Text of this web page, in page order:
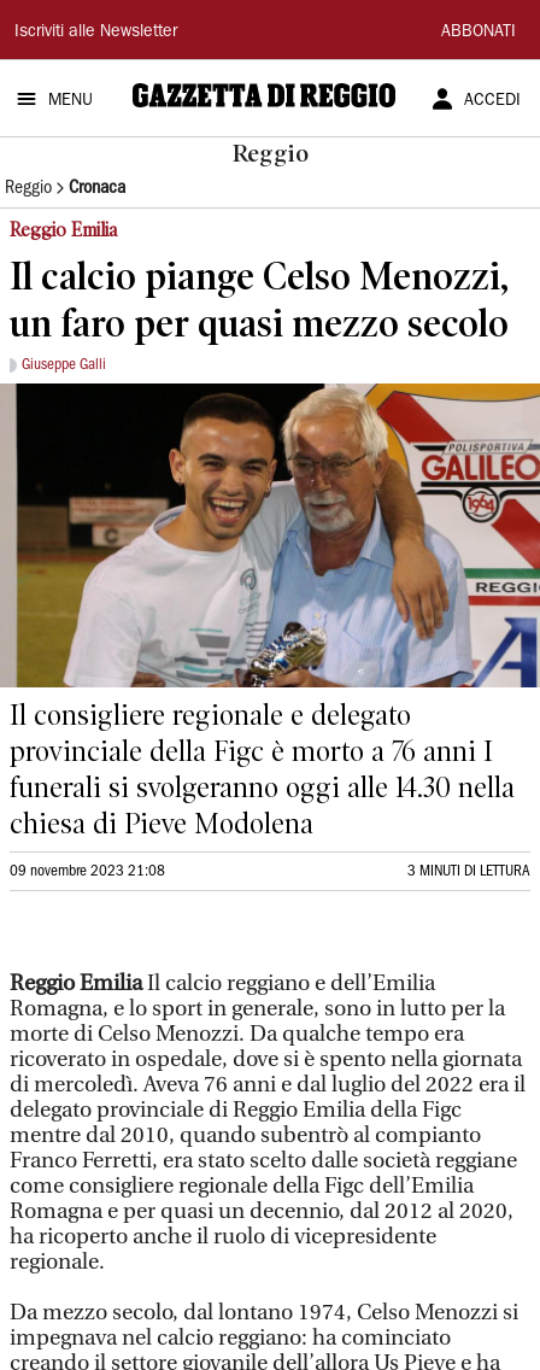
Gazzetta
di
Reggio
Iscriviti alle Newsletter ABBONATI
MENU ACCEDI
Reggio
Reggio Cronaca
Reggio Emilia
Il calcio piange Celso Menozzi,
un faro per quasi mezzo secolo
Giuseppe Galli
Il consigliere regionale e delegato
provinciale della Figc è morto a 76 anni I
funerali si svolgeranno oggi alle 14.30 nella
chiesa di Pieve Modolena
09 novembre 2023 21:08 3 MINUTI DI LETTURA
Reggio EmiliaIl calcio reggiano e dell’Emilia
Romagna, e lo sport in generale, sono in lutto per la
morte di Celso Menozzi. Da qualche tempo era
ricoverato in ospedale, dove si è spento nella giornata
di mercoledì. Aveva 76 anni e dal luglio del 2022 era il
delegato provinciale di Reggio Emilia della Figc
mentre dal 2010, quando subentrò al compianto
Franco Ferretti, era stato scelto dalle società reggiane
come consigliere regionale della Figc dell’Emilia
Romagna e per quasi un decennio, dal 2012 al 2020,
ha ricoperto anche il ruolo di vicepresidente
regionale.
Da mezzo secolo, dal lontano 1974, Celso Menozzi si
impegnava nel calcio reggiano: ha cominciato
creando il settore giovanile dell’allora Us Pieve e ha